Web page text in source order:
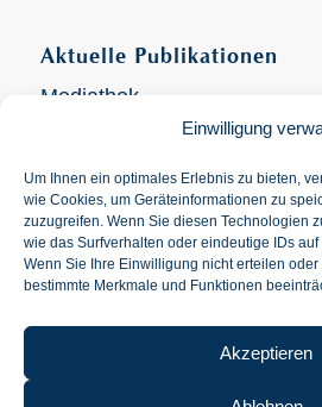
Einwilligung
Um Ihnen ein optimales Erlebnis zu bieten,
wie Cookies, um Geräteinformationen zu
zuzugreifen. Wenn Sie diesen Technologien
wie das Surfverhalten oder eindeutige IDs
Wenn Sie Ihre Einwilligung nicht erteilen
bestimmte Merkmale und Funktionen
Akzeptieren
Aktuelle Publikationen
Mediathek
Suche